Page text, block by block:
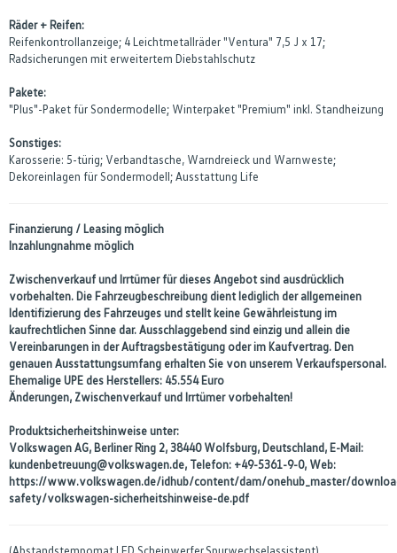
Räder + Reifen:
Reifenkontrollanzeige; 4 Leichtmetallräder "Ventura" 7,5 J x 17;
Radsicherungen mit erweitertem Diebstahlschutz
Pakete:
"Plus"-Paket für Sondermodelle; Winterpaket "Premium" inkl. Standheizung
Sonstiges:
Karosserie: 5-türig; Verbandtasche, Warndreieck und Warnweste;
Dekoreinlagen für Sondermodell; Ausstattung Life
Finanzierung / Leasing möglich
Inzahlungnahme möglich
Zwischenverkauf und Irrtümer für dieses Angebot sind ausdrücklich
vorbehalten. Die Fahrzeugbeschreibung dient lediglich der allgemeinen
Identifizierung des Fahrzeuges und stellt keine Gewährleistung im
kaufrechtlichen Sinne dar. Ausschlaggebend sind einzig und allein die
Vereinbarungen in der Auftragsbestätigung oder im Kaufvertrag. Den
genauen Ausstattungsumfang erhalten Sie von unserem Verkaufspersonal.
Ehemalige UPE des Herstellers: 45.554 Euro
Änderungen, Zwischenverkauf und Irrtümer vorbehalten!
Produktsicherheitshinweise unter:
Volkswagen AG, Berliner Ring 2, 38440 Wolfsburg, Deutschland, E-Mail:
kundenbetreuung@volkswagen.de, Telefon: +49-5361-9-0, Web:
https://www.volkswagen.de/idhub/content/dam/onehub_master/
safety/volkswagen-sicherheitshinweise-de.pdf
(Abstandstempomat,LED Scheinwerfer,Spurwechselassistent)